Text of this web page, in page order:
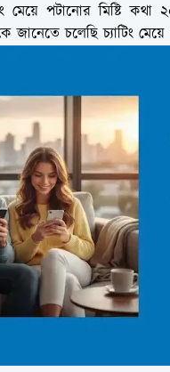
মেয়ে পটানোর মিষ্টি
চলেছি চ্যাটিং মেয়ে